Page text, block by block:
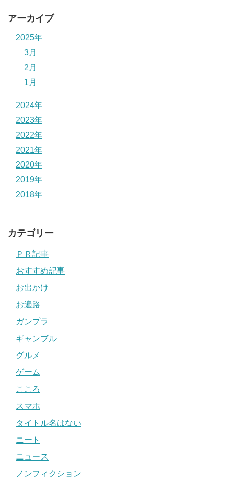
アーカイブ
2025年
3月
2月
1月
2024年
2023年
2022年
2021年
2020年
2019年
2018年
カテゴリー
ＰＲ記事
おすすめ記事
お出かけ
お遍路
ガンプラ
ギャンブル
グルメ
ゲーム
こころ
スマホ
タイトル名はない
ニート
ニュース
ノンフィクション